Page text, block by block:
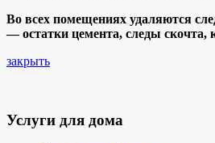
Во всех помещениях удаляются
— остатки цемента, следы скочта,
закрыть
Услуги для дома